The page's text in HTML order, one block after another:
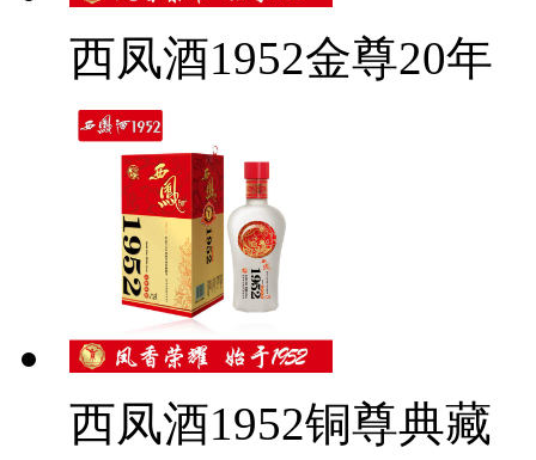
西凤酒1952金尊20年
西凤酒1952铜尊典藏